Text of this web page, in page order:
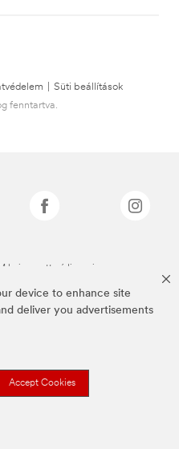
device to enhance site
deliver you advertisements
Accept Cookies
Süti beállítások
fenntartva.
bejegyzett védjegyei.